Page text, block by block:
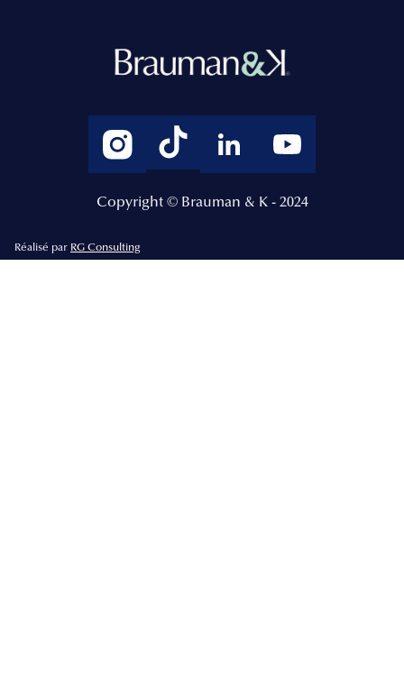
Copyright © Brauman & K - 2024
Réalisé par RG Consulting